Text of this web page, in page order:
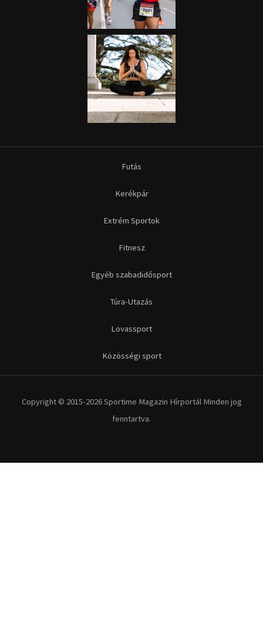
Futás
Kerékpár
Extrém Sportok
Fitnesz
Egyéb szabadidősport
Túra-Utazás
Lovassport
Közösségi sport
Copyright © 2015-2026 Sportime Magazin Hírportál Minden jog
fenntartva.